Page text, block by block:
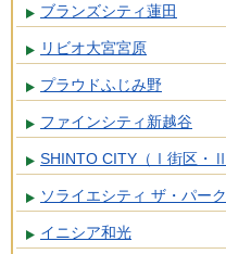
ブランズシティ蓮田
リビオ大宮宮原
プラウドふじみ野
ファインシティ新越谷
SHINTO CITY（Ⅰ街区・Ⅱ
ソライエシティ ザ・パー
イニシア和光